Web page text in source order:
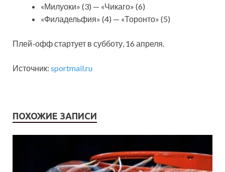
«Милуоки» (3) — «Чикаго» (6)
«Филадельфия» (4) — «Торонто» (5)
Плей-офф стартует в субботу, 16 апреля.
Источник: sportmail.ru
ПОХОЖИЕ ЗАПИСИ